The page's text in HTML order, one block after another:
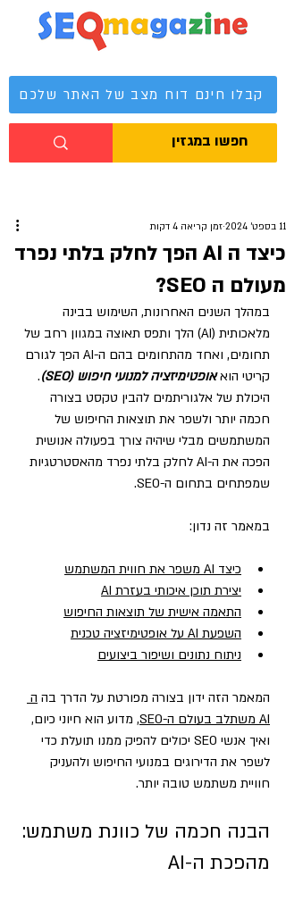
מגזין קידום אתרים
קבלו חינם דוח מצב של האתר שלכם
כיצד ה AI הפך לחלק בלתי נפרד
מעולם ה SEO?
11 בספט׳ 2024 זמן קריאה 4 דקות
במהלך השנים האחרונות, השימוש בבינה
מלאכותית (AI) הלך ותפס תאוצה במגוון רחב של
תחומים, ואחד מהתחומים בהם ה-AI הפך לגורם
קריטי הוא אופטימיזציה למנועי חיפוש (SEO)
.
היכולת של אלגוריתמים להבין טקסט בצורה
חכמה יותר ולשפר את תוצאות החיפוש של
המשתמשים מבלי שיהיה צורך בפעולה אנושית
הפכה את ה-AI לחלק בלתי נפרד מהאסטרטגיות
שמפתחים בתחום ה-SEO.
במאמר זה נדון:
כיצד AI משפר את חווית המשתמש
יצירת תוכן איכותי בעזרת AI
התאמה אישית של תוצאות החיפוש
השפעת AI על אופטימיזציה טכנית
ניתוח נתונים ושיפור ביצועים
המאמר הזה ידון בצורה מפורטת על הדרך בה ה
AI משתלב בעולם ה-SEO
, מדוע הוא חיוני כיום,
ואיך אנשי SEO יכולים להפיק ממנו תועלת כדי
לשפר את הדירוגים במנועי החיפוש ולהעניק
חוויית משתמש טובה יותר.
הבנה חכמה של כוונת משתמש:
מהפכת ה-AI